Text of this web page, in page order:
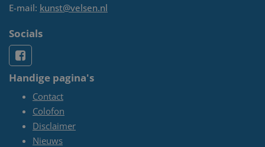
E-mail: kunst@velsen.nl
Socials
Handige pagina's
Contact
Colofon
Disclaimer
Nieuws